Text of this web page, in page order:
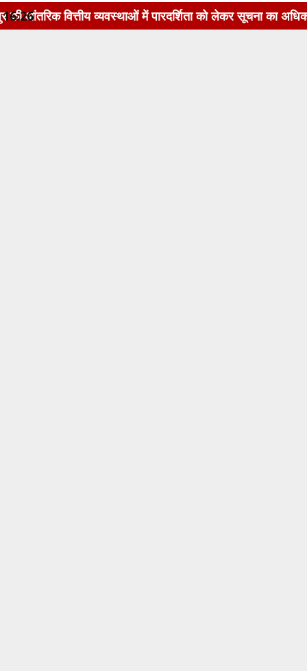
में पारदर्शिता को लेकर सूचना का अधिकार अधिनियम,
16:26